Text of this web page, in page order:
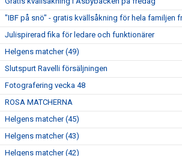
"IBF på snö" - gratis kvällsåkning för hela familjen
Julispirerad fika för ledare och funktionärer
Helgens matcher (49)
Slutspurt Ravelli försäljningen
Fotografering vecka 48
ROSA MATCHERNA
Helgens matcher (45)
Helgens matcher (43)
Helgens matcher (42)